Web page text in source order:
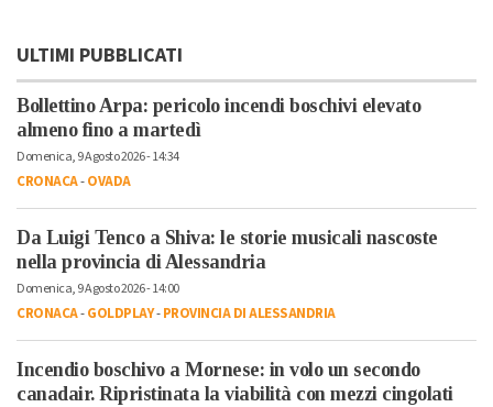
ULTIMI PUBBLICATI
Bollettino Arpa: pericolo incendi boschivi elevato
almeno fino a martedì
Domenica, 9 Agosto 2026 - 14:34
CRONACA-OVADA
Da Luigi Tenco a Shiva: le storie musicali nascoste
nella provincia di Alessandria
Domenica, 9 Agosto 2026 - 14:00
CRONACA-GOLDPLAY-PROVINCIA DI ALESSANDRIA
Incendio boschivo a Mornese: in volo un secondo
canadair. Ripristinata la viabilità con mezzi cingolati